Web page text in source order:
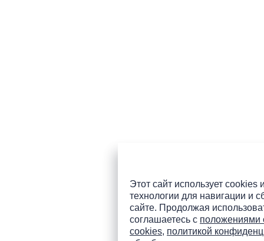
Этот сайт использует cookies
технологии для навигации и
сайте. Продолжая
соглашаетесь с положениями
cookies, политикой